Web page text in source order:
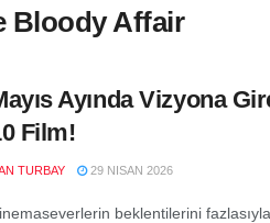
Bloody Affair
Ayında Vizyona
Film!
TURBAY 29 NISAN 2026
beklentilerini